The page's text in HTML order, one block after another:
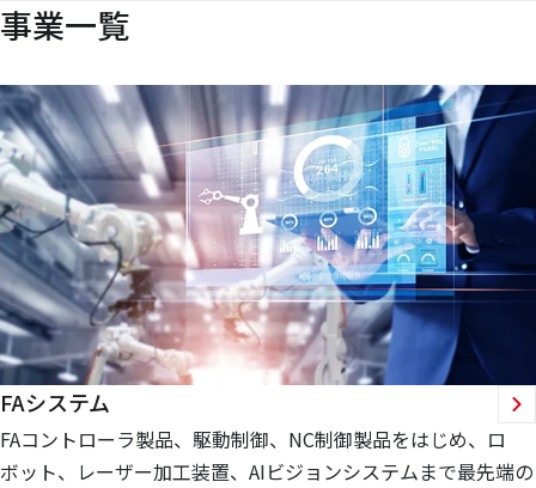
事業一覧
FAシステム
FAコントローラ製品、駆動制御、NC制御製品をはじめ、ロ
ボット、レーザー加工装置、AIビジョンシステムまで最先端の